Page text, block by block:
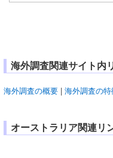
海外調査関連サイト内
海外調査の概要 海外調査の特
オーストラリア関連リ